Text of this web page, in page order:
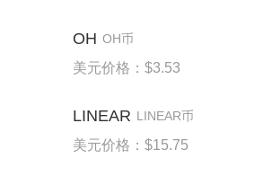
OH OH币
美元价格：$3.53
LINEAR LINEAR币
美元价格：$15.75